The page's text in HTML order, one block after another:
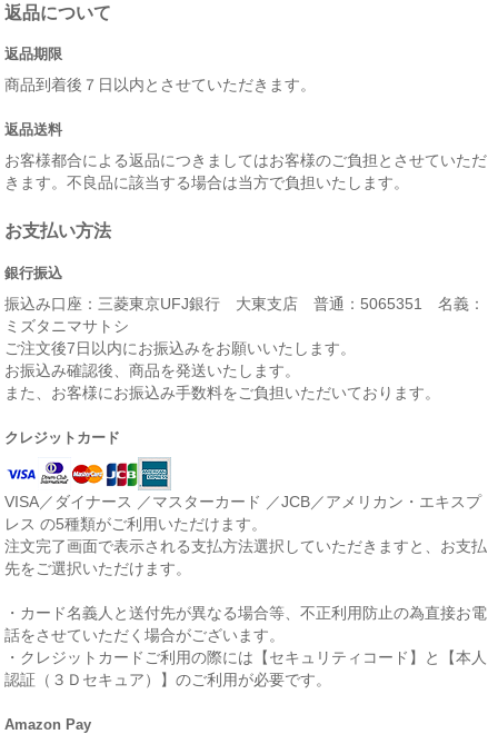
返品について
返品期限
商品到着後７日以内とさせていただきます。
返品送料
お客様都合による返品につきましてはお客様のご負担とさせていただ
きます。不良品に該当する場合は当方で負担いたします。
お支払い方法
銀行振込
振込み口座：三菱東京UFJ銀行 大東支店 普通：5065351 名義：
ミズタニマサトシ
ご注文後7日以内にお振込みをお願いいたします。
お振込み確認後、商品を発送いたします。
また、お客様にお振込み手数料をご負担いただいております。
クレジットカード
VISA／ダイナース ／マスターカード ／JCB／アメリカン・エキスプ
レス の5種類がご利用いただけます。
注文完了画面で表示される支払方法選択していただきますと、お支払
先をご選択いただけます。
・カード名義人と送付先が異なる場合等、不正利用防止の為直接お電
話をさせていただく場合がございます。
・クレジットカードご利用の際には【セキュリティコード】と【本人
認証（３Ｄセキュア）】のご利用が必要です。
Amazon Pay